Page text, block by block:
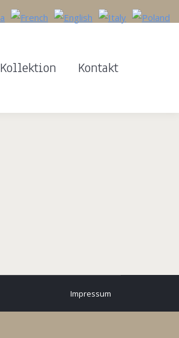
Kollektion Kontakt
Impressum